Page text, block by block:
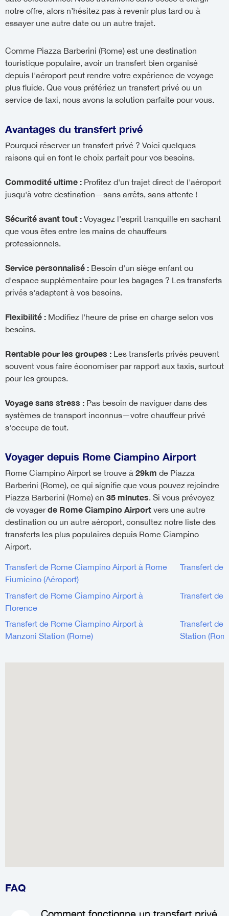
notre offre, alors n’hésitez pas à revenir plus tard ou à
essayer une autre date ou un autre trajet.
Comme Piazza Barberini (Rome) est une destination
touristique populaire, avoir un transfert bien organisé
depuis l'aéroport peut rendre votre expérience de voyage
plus fluide. Que vous préfériez un transfert privé ou un
service de taxi, nous avons la solution parfaite pour vous.
Avantages du transfert privé
Pourquoi réserver un transfert privé ? Voici quelques
raisons qui en font le choix parfait pour vos besoins.
Commodité ultime : Profitez d'un trajet direct de l'aéroport
jusqu'à votre destination—sans arrêts, sans attente !
Sécurité avant tout : Voyagez l'esprit tranquille en sachant
que vous êtes entre les mains de chauffeurs
professionnels.
Service personnalisé : Besoin d'un siège enfant ou
d'espace supplémentaire pour les bagages ? Les transferts
privés s'adaptent à vos besoins.
Flexibilité : Modifiez l'heure de prise en charge selon vos
besoins.
Rentable pour les groupes : Les transferts privés peuvent
souvent vous faire économiser par rapport aux taxis, surtout
pour les groupes.
Voyage sans stress : Pas besoin de naviguer dans des
systèmes de transport inconnus—votre chauffeur privé
s'occupe de tout.
Voyager depuis Rome Ciampino Airport
Rome Ciampino Airport se trouve à 29km de Piazza
Barberini (Rome), ce qui signifie que vous pouvez rejoindre
Piazza Barberini (Rome) en 35 minutes. Si vous prévoyez
de voyagerde Rome Ciampino Airport vers une autre
destination ou un autre aéroport, consultez notre liste des
transferts les plus populaires depuis Rome Ciampino
Airport.
Transfert de Rome Ciampino Airport à Rome
Fiumicino (Aéroport)
Transfert de
Transfert de Rome Ciampino Airport à
Florence
Transfert de
Transfert de Rome Ciampino Airport à
Manzoni Station (Rome)
Transfert de
Station
FAQ